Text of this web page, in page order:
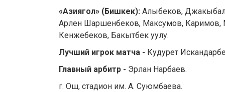
«Азиягол» (Бишкек): Алыбеков,
Арлен Шаршенбеков, Максумов, Каримов,
Кенжебеков, Бакытбек уулу.
Лучший игрок матча - Кудурет
Главный арбитр - Эрлан Нарбаев.
г. Ош, стадион им. А. Суюмбаева.